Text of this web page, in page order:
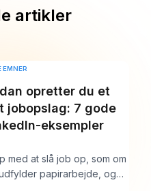
artikler
EMNER
opretter du et
jobopslag: 7 gode
eksempler
med at slå job op, som om
papirarbejde, og
at skrive dem, som om